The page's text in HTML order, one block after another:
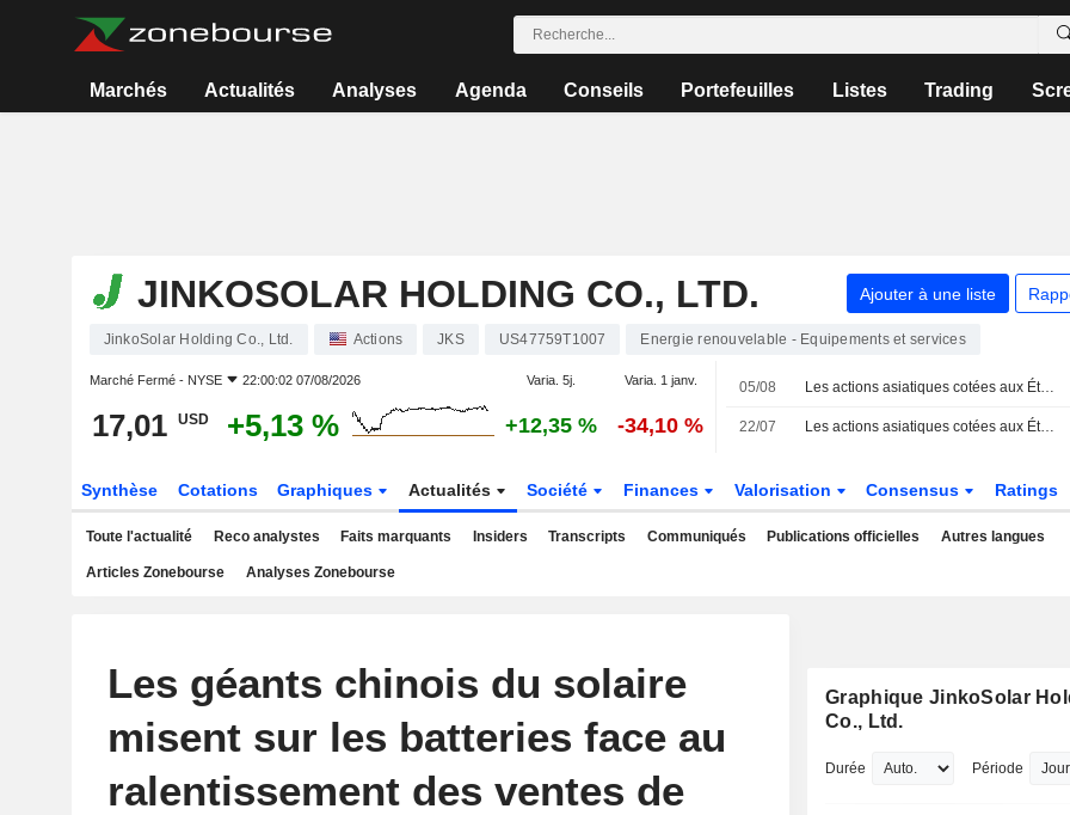
Marchés Actualités Analyses Agenda Conseils Portefeuilles Listes Trading
JINKOSOLAR HOLDING CO., LTD. Ajouter à une liste
JinkoSolar Holding Co., Ltd. Actions JKS US47759T1007 Energie renouvelable - Equipements et services
Marché Fermé - NYSE 22:00:02 07/08/2026 Varia. 5j. Varia. 1 janv.
17,01 USD +5,13 % +12,35 % -34,10 %
05/08 Les actions asiatiques cotées aux États-Unis sous forme d'ADR progressent lors de la séance de mercredi
22/07 Les actions asiatiques cotées aux États-Unis sous forme d'ADR en repli lors de la séance de mercredi
Synthèse Cotations Graphiques Actualités Société Finances Valorisation Consensus Ratings
Toute l'actualité Reco analystes Faits marquants Insiders Transcripts Communiqués Publications officielles Autres langues
Articles Zonebourse Analyses Zonebourse
Les géants chinois du solaire
misent sur les batteries face au
ralentissement des ventes de
Graphique JinkoSolar
Co., Ltd.
Durée Période